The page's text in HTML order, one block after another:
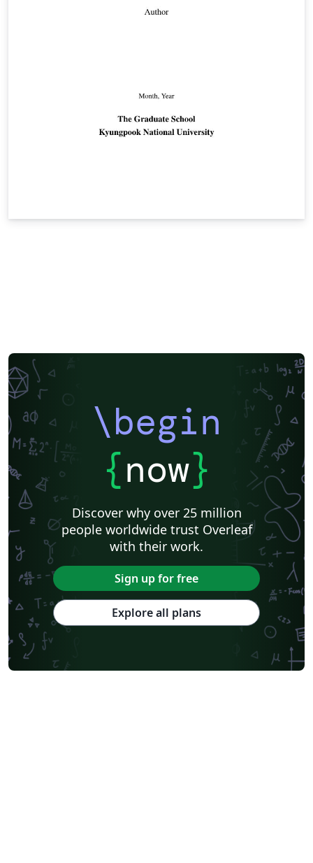
\begin
{now}
Discover why over 25 million
people worldwide trust Overleaf
with their work.
Sign up for free
Explore all plans